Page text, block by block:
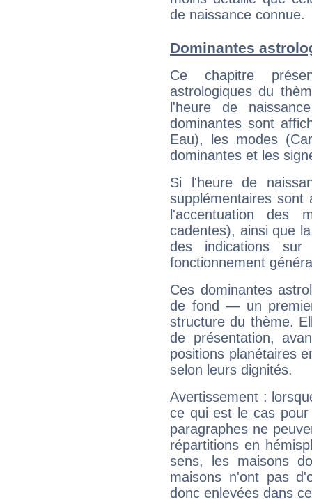
de naissance connue.
Dominantes
Ce chapitre
astrologiques du
l'heure de
dominantes sont
Eau), les modes
dominantes et les
Si l'heure de
supplémentaires sont
l'accentuation des
cadentes), ainsi que
des indications sur
fonctionnement
Ces dominantes
de fond — un
structure du thème.
de présentation,
positions planétaires
selon leurs dignités.
Avertissement :
ce qui est le cas
paragraphes ne
répartitions en
sens, les maisons
maisons n'ont pas
donc enlevées dans